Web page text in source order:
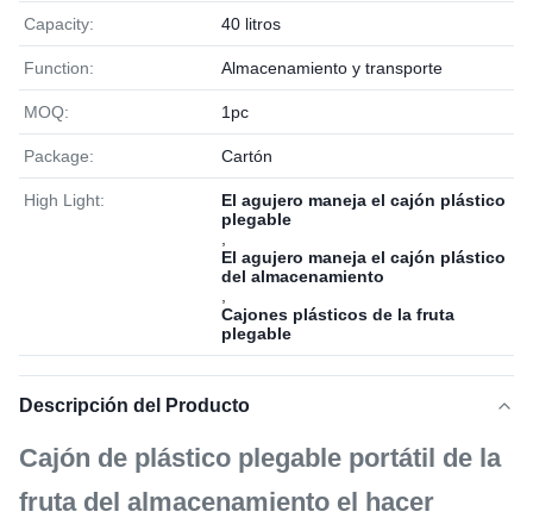
Capacity: 40 litros
Function: Almacenamiento y transporte
MOQ: 1pc
Package: Cartón
High Light:
El agujero maneja el cajón plástico
plegable
El agujero maneja el cajón plástico
del almacenamiento
Cajones plásticos de la fruta
plegable
Descripción del Producto
Cajón de plástico plegable portátil de la
fruta del almacenamiento el hacer